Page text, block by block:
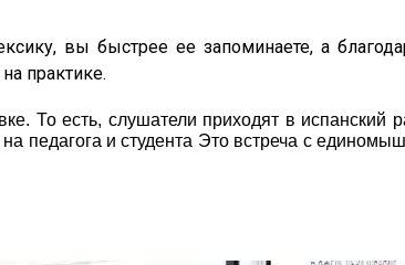
вы быстрее ее запоминаете, а
практике.
То есть, слушатели приходят в испанский
педагога и студента Это встреча с